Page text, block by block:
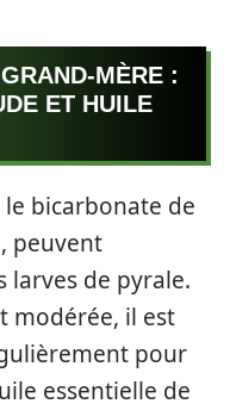
MÈRE :
ET HUILE
le bicarbonate de
peuvent
larves de pyrale.
modérée, il est
pour
essentielle de